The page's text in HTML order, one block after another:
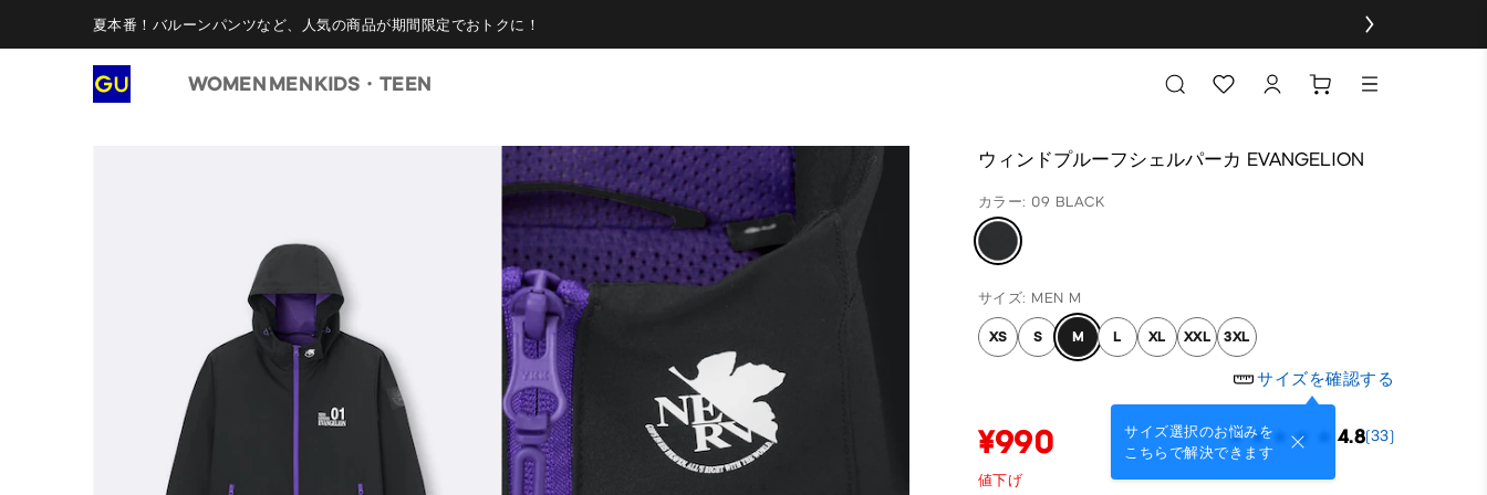
夏本番！バルーンパンツなど、人気の商品が期間限定でおトクに！
WOMEN MENKIDS・TEEN
ウィンドプルーフシェルパーカ EVANGELION
カラー: 09 BLACK
サイズ: MEN M
XS S M L XL XXL 3XL
サイズを確認する
サイズ選択のお悩みを
こちらで解決できます
¥990 4.8(33)
値下げ